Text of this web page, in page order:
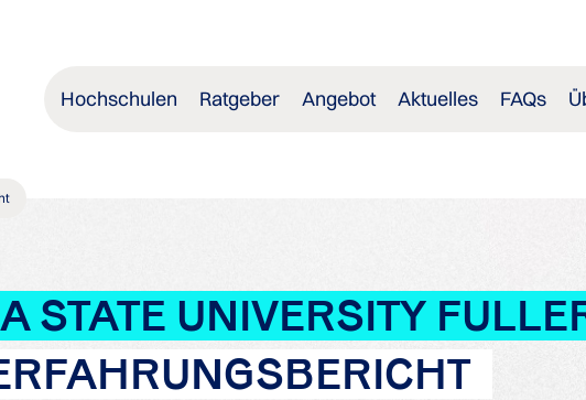
Hochschulen Ratgeber Angebot Aktuelles FAQs
STATE UNIVERSITY